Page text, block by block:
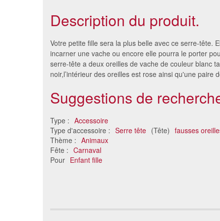
Description du produit.
Votre petite fille sera la plus belle avec ce serre-tête.
incarner une vache ou encore elle pourra le porter
serre-tête a deux oreilles de vache de couleur blanc
noir,l’intérieur des oreilles est rose ainsi qu'une paire
Suggestions de
Type : Accessoire
Type d'accessoire : Serre tête (Tête) fausses
Thème : Animaux
Fête : Carnaval
Pour Enfant fille
Set chat pour enfant
7.48 €